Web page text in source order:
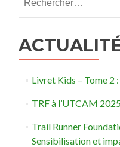
Livret Kids – Tome 2
TRF à l’UTCAM 2025
Trail Runner
Sensibilisation et